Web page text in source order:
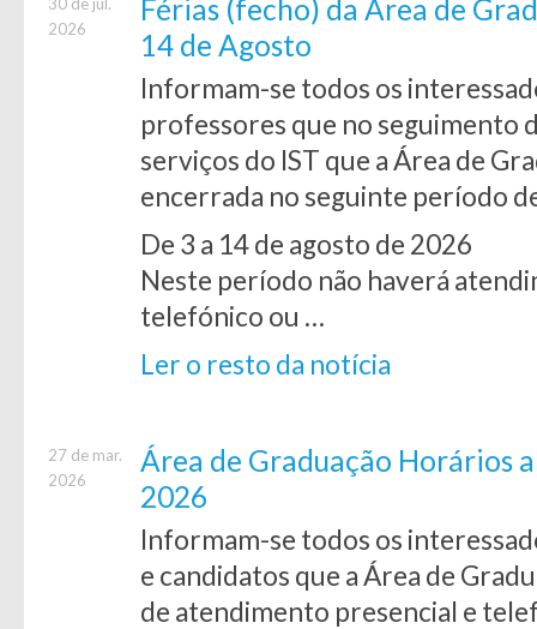
2026
Férias (fecho) da Área de
14 de Agosto
Informam-se todos os
professores que no seguimento
serviços do IST que a Área de
encerrada no seguinte período
De 3 a 14 de agosto de 2026
Neste período não haverá
telefónico ou …
Ler o resto da notícia
27 de mar.
2026
Área de Graduação Horários
2026
Informam-se todos os
e candidatos que a Área de
de atendimento presencial e